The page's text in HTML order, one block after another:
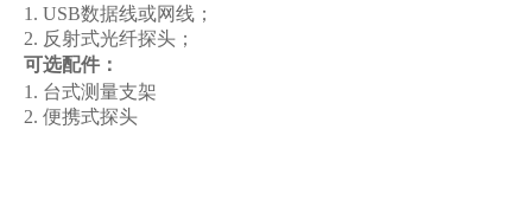
1. USB数据线或网线；
2. 反射式光纤探头；
可选配件：
1. 台式测量支架
2. 便携式探头